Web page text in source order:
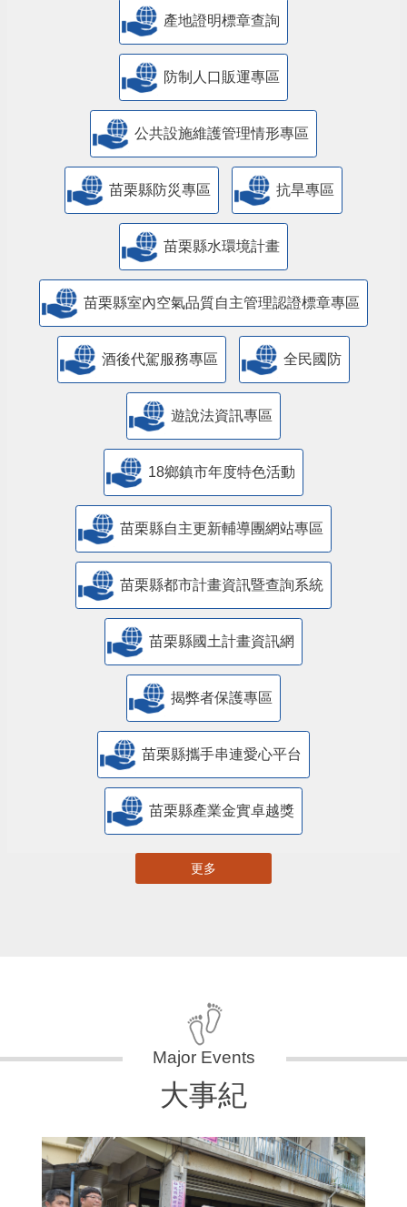
產地證明標章查詢
防制人口販運專區
​公共設施維護管理情形專區
苗栗縣防災專區 抗旱專區
苗栗縣水環境計畫
苗栗縣室內空氣品質自主管理認證標章專區
酒後代駕服務專區 全民國防
遊說法資訊專區
18鄉鎮市年度特色活動
苗栗縣自主更新輔導團網站專區
苗栗縣都市計畫資訊暨查詢系統
苗栗縣國土計畫資訊網
揭弊者保護專區
苗栗縣攜手串連愛心平台
苗栗縣產業金實卓越獎
更多
大事紀